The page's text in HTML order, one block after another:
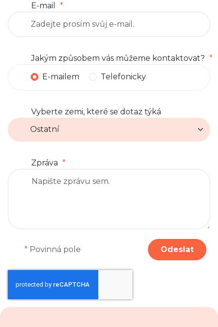
E-mail
Jakým způsobem vás můžeme kontaktovat?
E-mailem
Telefonicky
Vyberte zemi, které se dotaz týká
Zpráva
* Povinná pole Odeslat